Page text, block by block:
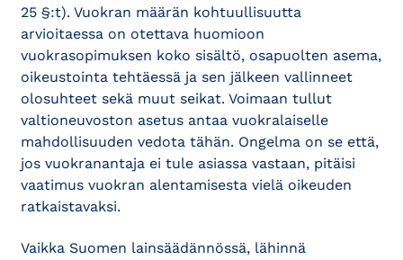
25 §:t). Vuokran määrän kohtuullisuutta
arvioitaessa on otettava huomioon
vuokrasopimuksen koko sisältö, osapuolten asema,
oikeustointa tehtäessä ja sen jälkeen vallinneet
olosuhteet sekä muut seikat. Voimaan tullut
valtioneuvoston asetus antaa vuokralaiselle
mahdollisuuden vedota tähän. Ongelma on se että,
jos vuokranantaja ei tule asiassa vastaan, pitäisi
vaatimus vuokran alentamisesta vielä oikeuden
ratkaistavaksi.
Vaikka Suomen lainsäädännössä, lähinnä